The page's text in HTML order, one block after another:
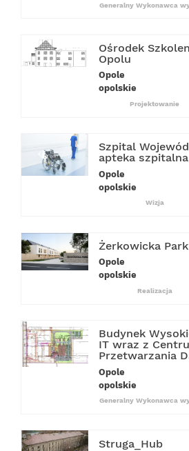
Generalny Wykonawca
Ośrodek
Opolu
Opole
opolskie
Projektowanie
Szpital
apteka szpitalna
Opole
opolskie
Wizja
Żerkowicka Park
Opole
opolskie
Realizacja
Budynek
IT wraz z
Przetwarzania
Opole
opolskie
Generalny Wykonawca
Struga_Hub